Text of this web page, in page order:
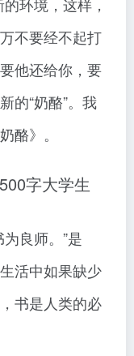
环境，这样，
不要经不起打
他还给你，要
的“奶酪”。我
酪》。
字大学生
良师。”是
活中如果缺少
书是人类的必